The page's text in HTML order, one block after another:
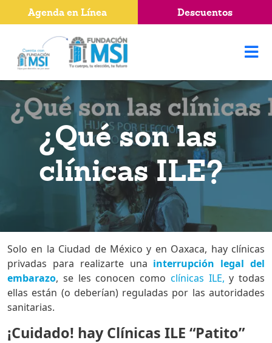
¿Qué son las
clínicas ILE?
Solo en la Ciudad de México y en Oaxaca, hay clínicas
privadas para realizarte una interrupción legal del
embarazo, se les conocen como clínicas ILE, y todas
ellas están (o deberían) reguladas por las autoridades
sanitarias.
¡Cuidado! hay Clínicas ILE “Patito”
Agenda en Línea Descuentos